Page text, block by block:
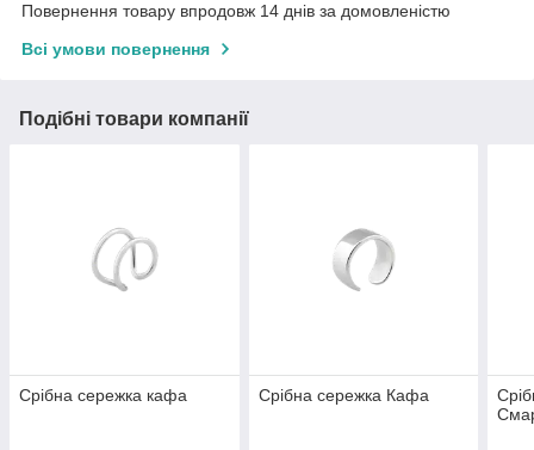
Повернення товару впродовж 14 днів за домовленістю
Всі умови повернення
Подібні товари компанії
Срібна сережка кафа Срібна сережка Кафа